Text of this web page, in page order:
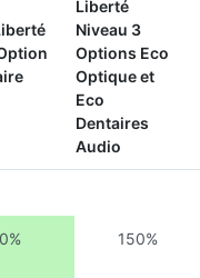
Liberté
Niveau 3
Options Eco
Optique et
Eco
Dentaires
Audio
150%